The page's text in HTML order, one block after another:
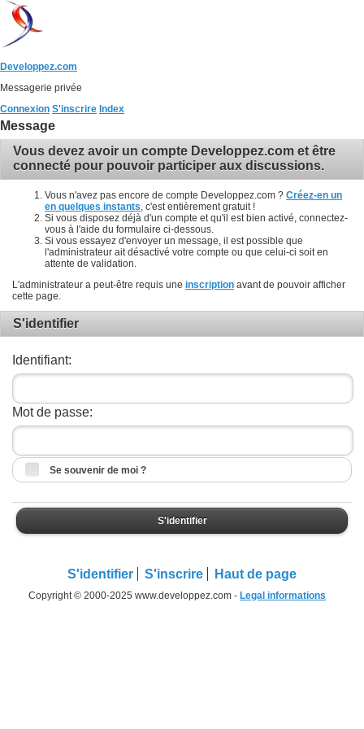
Developpez.com
Messagerie privée
Connexion S'inscrire Index
Message
Vous devez avoir un compte Developpez.com et être
connecté pour pouvoir participer aux discussions.
Vous n'avez pas encore de compte Developpez.com ? Créez-en un
en quelques instants , c'est entièrement gratuit !
Si vous disposez déjà d'un compte et qu'il est bien activé, connectez-
vous à l'aide du formulaire ci-dessous.
Si vous essayez d'envoyer un message, il est possible que
l'administrateur ait désactivé votre compte ou que celui-ci soit en
attente de validation.
L'administrateur a peut-être requis une inscription avant de pouvoir afficher
cette page.
S'identifier
Identifiant:
Mot de passe:
Se souvenir de moi ?
S'identifier
S'identifier S'inscrire Haut de page
Copyright © 2000-2025 www.developpez.com - Legal informations